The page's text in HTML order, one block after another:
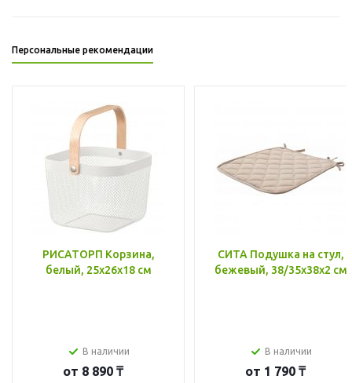
Персональные рекомендации
РИСАТОРП Корзина,
белый, 25x26x18 см
В наличии
от 8 890 ₸
СИТА Подушка на стул,
бежевый, 38/35x38x2 см
В наличии
от 1 790 ₸